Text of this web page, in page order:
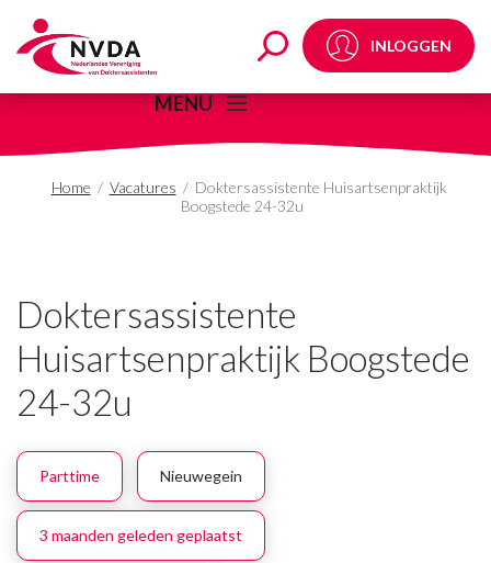
DoktersassistenteINLOGGEN
MENU
Home / Vacatures / Doktersassistente Huisartsenpraktijk
Boogstede 24-32u
Doktersassistente
Huisartsenpraktijk Boogstede
24-32u
Parttime Nieuwegein
3 maanden geleden geplaatst